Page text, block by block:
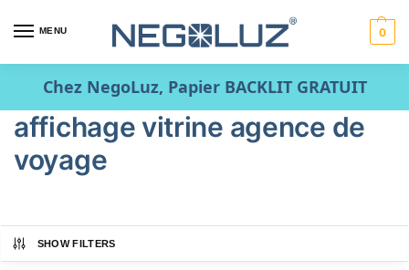
MENU 0
Chez NegoLuz, Papier BACKLIT GRATUIT
affichage vitrine agence de
voyage
SHOW FILTERS